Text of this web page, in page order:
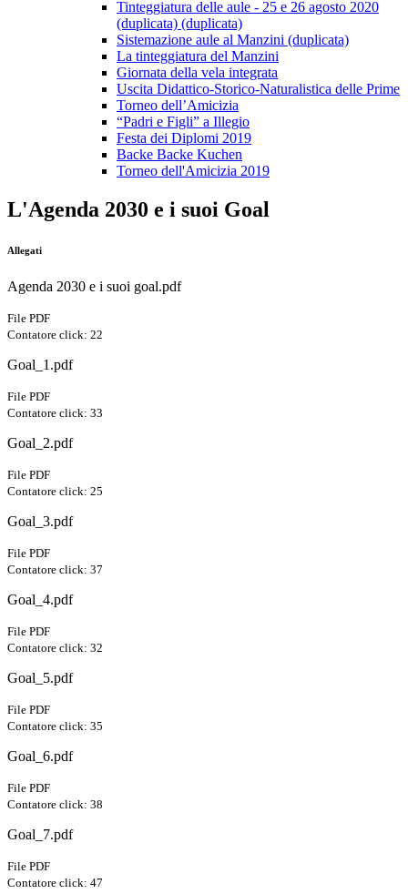
Tinteggiatura delle aule - 25 e 26 agosto 2020
(duplicata) (duplicata)
Sistemazione aule al Manzini (duplicata)
La tinteggiatura del Manzini
Giornata della vela integrata
Uscita Didattico-Storico-Naturalistica delle Prime
Torneo dell’Amicizia
“Padri e Figli” a Illegio
Festa dei Diplomi 2019
Backe Backe Kuchen
Torneo dell'Amicizia 2019
L'Agenda 2030 e i suoi Goal
Allegati
Agenda 2030 e i suoi goal.pdf
File PDF
Contatore click: 22
Goal_1.pdf
File PDF
Contatore click: 33
Goal_2.pdf
File PDF
Contatore click: 25
Goal_3.pdf
File PDF
Contatore click: 37
Goal_4.pdf
File PDF
Contatore click: 32
Goal_5.pdf
File PDF
Contatore click: 35
Goal_6.pdf
File PDF
Contatore click: 38
Goal_7.pdf
File PDF
Contatore click: 47